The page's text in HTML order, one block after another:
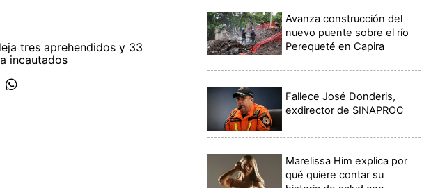
tres aprehendidos y 33
incautados
Avanza construcción del
nuevo puente sobre el río
Perequeté en Capira
Fallece José Donderis,
exdirector de SINAPROC
Marelissa Him explica por
qué quiere contar su